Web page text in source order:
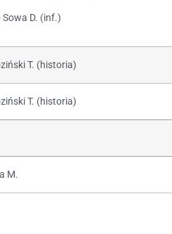
Sowa D. (inf.)
T. (historia)
T. (historia)
M.